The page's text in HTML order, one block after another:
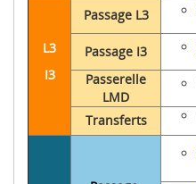
L3
I3
Passage L3
Passage I3
Passerelle
LMD
Transferts